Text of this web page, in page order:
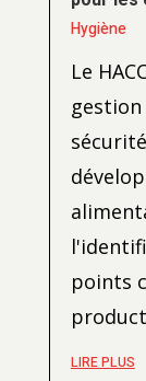
Hygiène
Le
points
LIRE PLUS